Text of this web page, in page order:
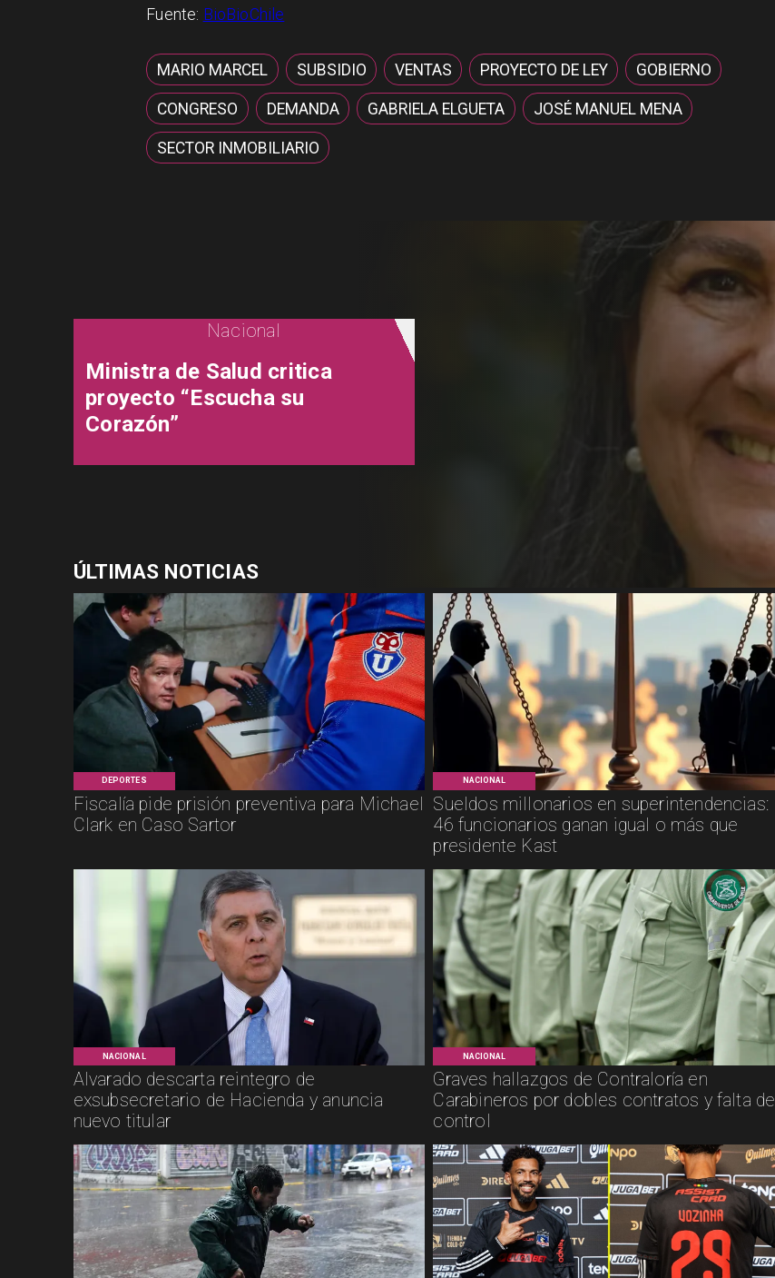
Fuente: BioBioChile
MARIO MARCEL SUBSIDIO VENTAS PROYECTO DE LEY GOBIERNO
CONGRESO DEMANDA GABRIELA ELGUETA JOSÉ MANUEL MENA
SECTOR INMOBILIARIO
DEPORTES
Fiscalía pide prisión preventiva para Michael
Clark en Caso Sartor
NACIONAL
Sueldos millonarios en superintendencias:
46 funcionarios ganan igual o más que
presidente Kast
NACIONAL
Alvarado descarta reintegro de
exsubsecretario de Hacienda y anuncia
nuevo titular
NACIONAL
Graves hallazgos de Contraloría en
Carabineros por dobles contratos y falta de
control
Nacional
Ministra de Salud critica
proyecto “Escucha su
Corazón”
ÚLTIMAS NOTICIAS